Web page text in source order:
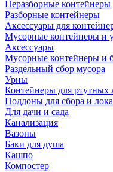
Неразборные контейнеры
Разборные контейнеры
Аксессуары для
Мусорные контейнеры и
Аксессуары
Мусорные контейнеры и
Раздельный сбор мусора
Урны
Контейнеры для ртутных
Поддоны для сбора и
Для дачи и сада
Канализация
Вазоны
Баки для душа
Кашпо
Компостер